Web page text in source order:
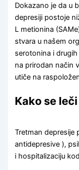
Dokazano je da u
depresiji postoje
L metionina
stvara u našem
serotonina i
na prirodan način
utiče na
Kako se
Tretman depresije
antidepresive ),
i hospitalizaciju